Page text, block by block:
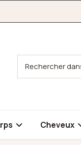
Cheveux